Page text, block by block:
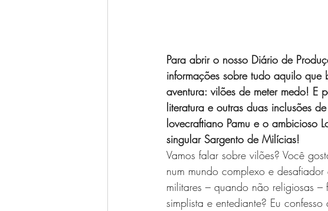
Para abrir o nosso Diário de
informações sobre tudo aquilo que
aventura: vilões de meter medo! E
literatura e outras duas inclusões
lovecraftiano Pamu e o ambicioso
singular Sargento de Milícias!
Vamos falar sobre vilões? Você
num mundo complexo e
militares – quando não religiosas
simplista e entediante? Eu